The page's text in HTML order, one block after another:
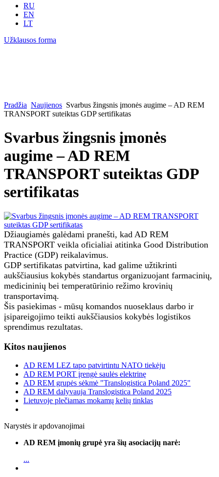
RU
EN
LT
Užklausos forma
Pradžia Naujienos Svarbus žingsnis įmonės augime – AD REM
TRANSPORT suteiktas GDP sertifikatas
Svarbus žingsnis įmonės
augime – AD REM
TRANSPORT suteiktas GDP
sertifikatas
Džiaugiamės galėdami pranešti, kad AD REM
TRANSPORT veikla oficialiai atitinka Good Distribution
Practice (GDP) reikalavimus.
GDP sertifikatas patvirtina, kad galime užtikrinti
aukščiausius kokybės standartus organizuojant farmacinių,
medicininių bei temperatūrinio režimo krovinių
transportavimą.
Šis pasiekimas - mūsų komandos nuoseklaus darbo ir
įsipareigojimo teikti aukščiausios kokybės logistikos
sprendimus rezultatas.
Kitos naujienos
AD REM LEZ tapo patvirtintu NATO tiekėju
AD REM PORT įrengė saulės elektrinę
AD REM grupės sėkmė "Translogistica Poland 2025"
AD REM dalyvauja Translogistica Poland 2025
Lietuvoje plečiamas mokamų kelių tinklas
Narystės ir apdovanojimai
AD REM įmonių grupė yra šių asociacijų narė:
...